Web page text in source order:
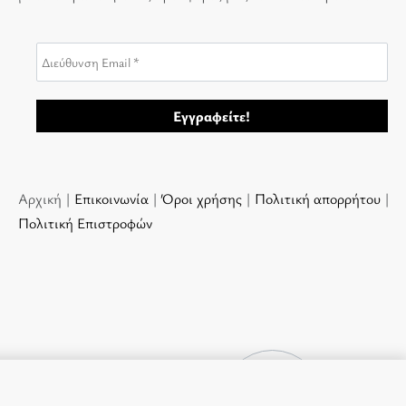
Αρχική | Επικοινωνία |Όροι χρήσης| Πολιτική απορρήτου|
Πολιτική Επιστροφών